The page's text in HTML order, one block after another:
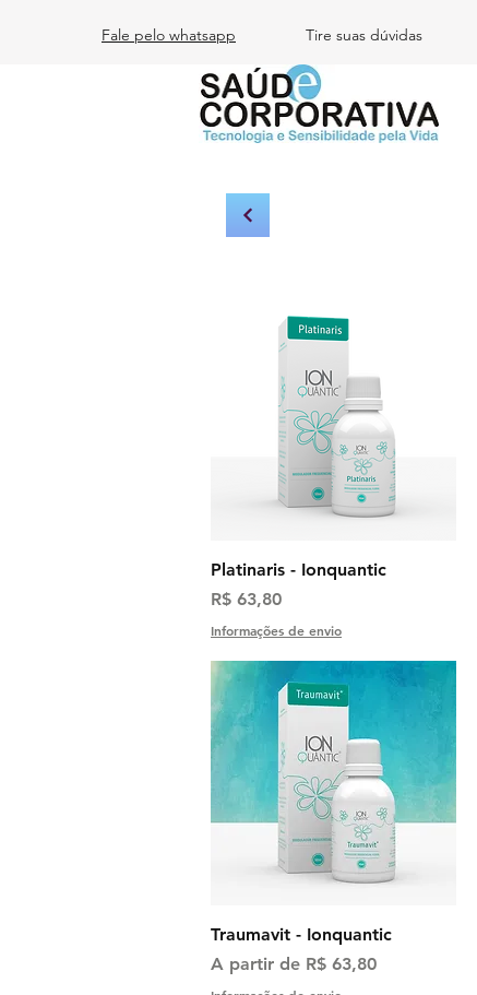
Fale pelo whatsapp Tire suas dúvidas
Visualização rápida
Platinaris - Ionquantic
Preço
R$ 63,80
Informações de envio
Visualização rápida
Traumavit - Ionquantic
A partir de R$ 63,80
Preço promocional